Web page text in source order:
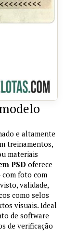
e altamente
treinamentos,
materiais
PSD oferece
foto com
validade,
como selos
visuais. Ideal
de software
de verificação